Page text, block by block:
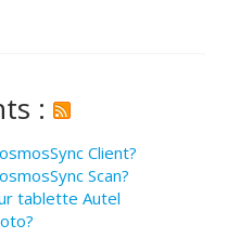
:
Client?
Scan?
tablette Autel